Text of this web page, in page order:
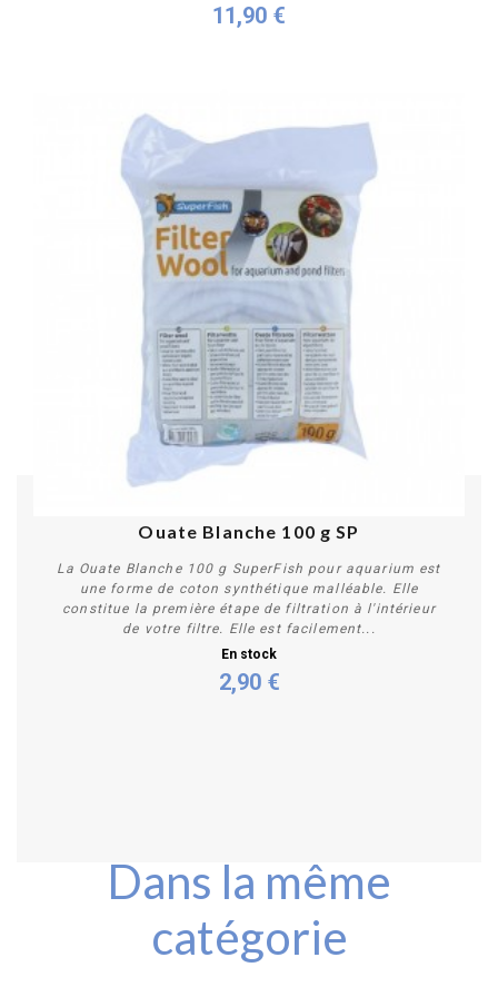
11,90 €
Ouate Blanche 100 g SP
La Ouate Blanche 100 g SuperFish pour aquarium est
une forme de coton synthétique malléable. Elle
constitue la première étape de filtration à l'intérieur
de votre filtre. Elle est facilement...
En stock
2,90 €
Dans la même
catégorie